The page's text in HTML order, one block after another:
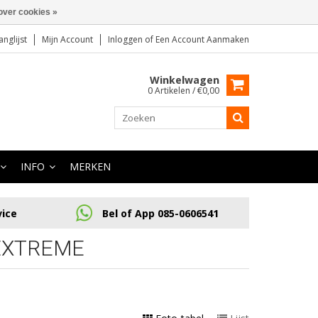
Mijn Account Inloggen of Een Account Aanmaken
Winkelwagen
0 Artikelen / €0,00
INFO MERKEN
Bel of App 085-0606541
cookies »